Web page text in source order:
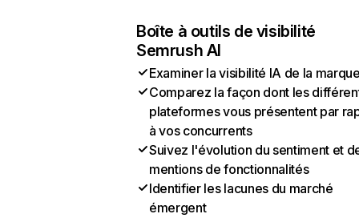
Boîte à outils de visibilité
Semrush AI
Examiner la visibilité IA de la
Comparez la façon dont les
plateformes vous présentent par
à vos concurrents
Suivez l'évolution du sentiment et
mentions de fonctionnalités
Identifier les lacunes du marché
émergent